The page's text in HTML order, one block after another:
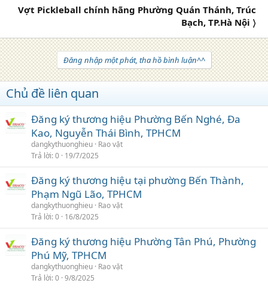
Vợt Pickleball chính hãng Phường Quán Thánh, Trúc
Bạch, TP.Hà Nội 〉
Đăng nhập một phát, tha hồ bình luận^^
Chủ đề liên quan
Đăng ký thương hiệu Phường Bến Nghé, Đa
Kao, Nguyễn Thái Bình, TPHCM
dangkythuonghieu Rao vặt
Trả lời 0 19/7/2025
Đăng ký thương hiệu tại phường Bến Thành,
Phạm Ngũ Lão, TPHCM
dangkythuonghieu Rao vặt
Trả lời 0 16/8/2025
Đăng ký thương hiệu Phường Tân Phú, Phường
Phú Mỹ, TPHCM
dangkythuonghieu Rao vặt
Trả lời 0 9/8/2025